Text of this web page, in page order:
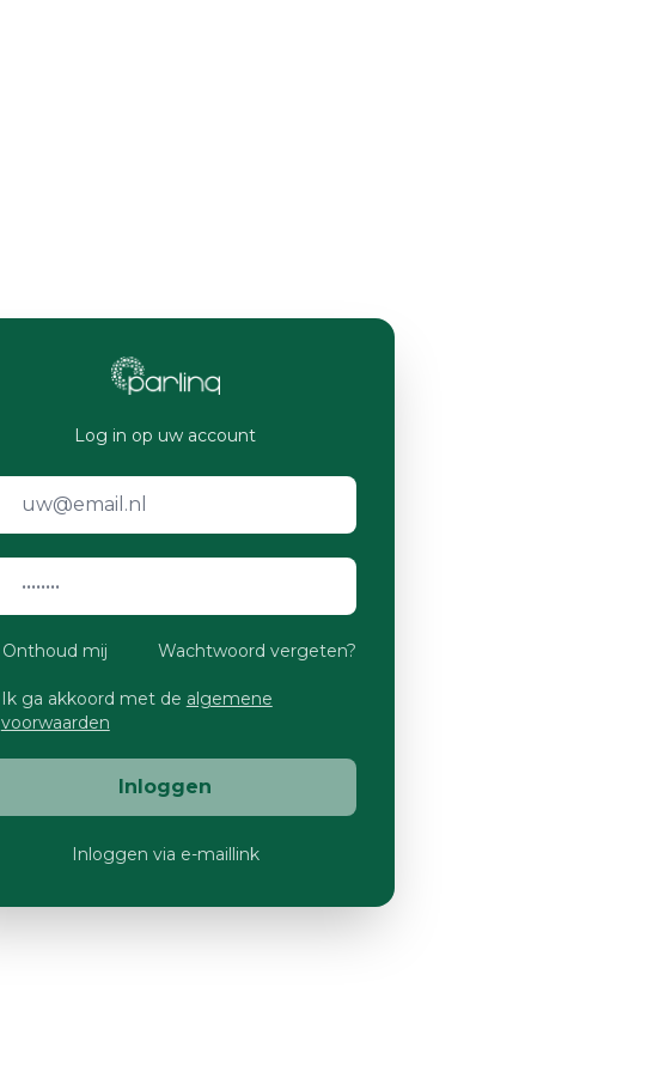
Log in op uw account
Onthoud mij Wachtwoord vergeten?
Ik ga akkoord met de algemene
voorwaarden
Inloggen
Inloggen via e-maillink